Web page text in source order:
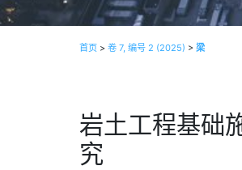
首页 > 卷 7, 编号 2 (2025) > 梁
岩土工程基础
究